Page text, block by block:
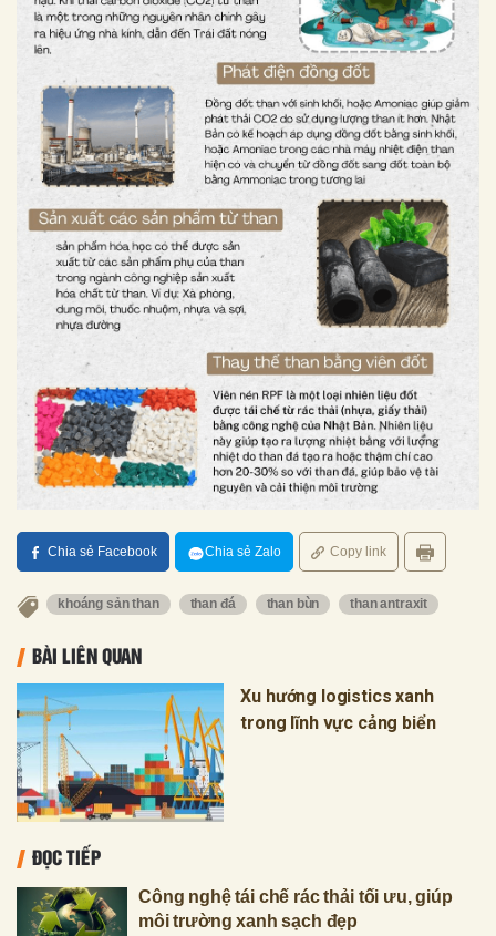
Chia sẻ Facebook Chia sẻ Zalo Copy link
khoáng sản than than đá than bùn than antraxit
BÀI LIÊN QUAN
Xu hướng logistics xanh
trong lĩnh vực cảng biển
ĐỌC TIẾP
Công nghệ tái chế rác thải tối ưu, giúp
môi trường xanh sạch đẹp